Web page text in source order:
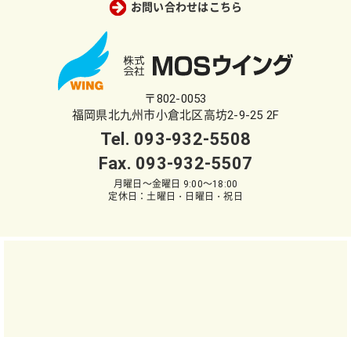
お問い合わせはこちら
〒802-0053
福岡県北九州市小倉北区高坊2-9-25 2F
Tel. 093-932-5508
Fax. 093-932-5507
月曜日～金曜日 9:00～18:00
定休日：土曜日・日曜日・祝日